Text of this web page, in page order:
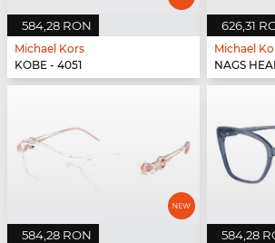
584,28 RON
Michael Kors
KOBE - 4051
626,31
Michael
NAGS
584,28 RON 584,28